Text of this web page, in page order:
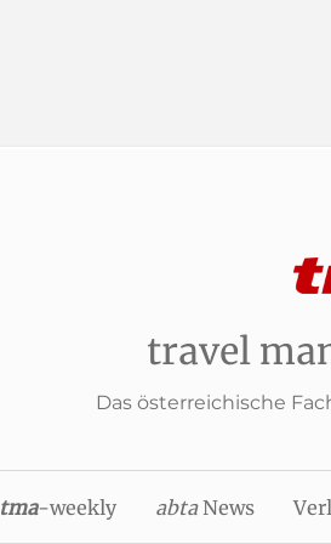
travel
Das österreichische
tma-weekly abtaNews